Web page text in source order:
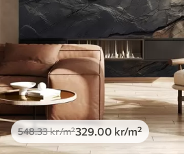
Premium vinyl
650 .00 /m²
Peel and Stick
925.00 .00 /m²
548.33kr/m²329 .00 kr/m²